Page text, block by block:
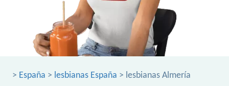
> España > lesbianas España > lesbianas Almería